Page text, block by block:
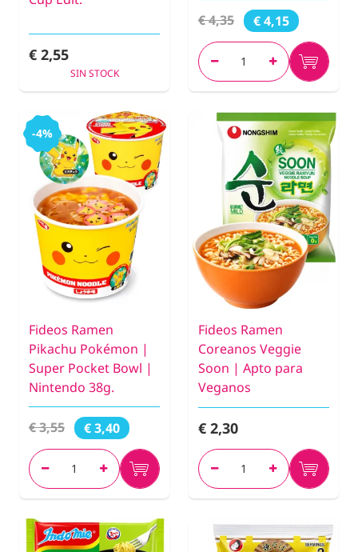
€ 2,55
SIN STOCK
€ 4,35 € 4,15
-4%
Fideos Ramen
Pikachu Pokémon |
Super Pocket Bowl |
Nintendo 38g.
€ 3,55 € 3,40
Fideos Ramen
Coreanos Veggie
Soon | Apto para
Veganos
€ 2,30